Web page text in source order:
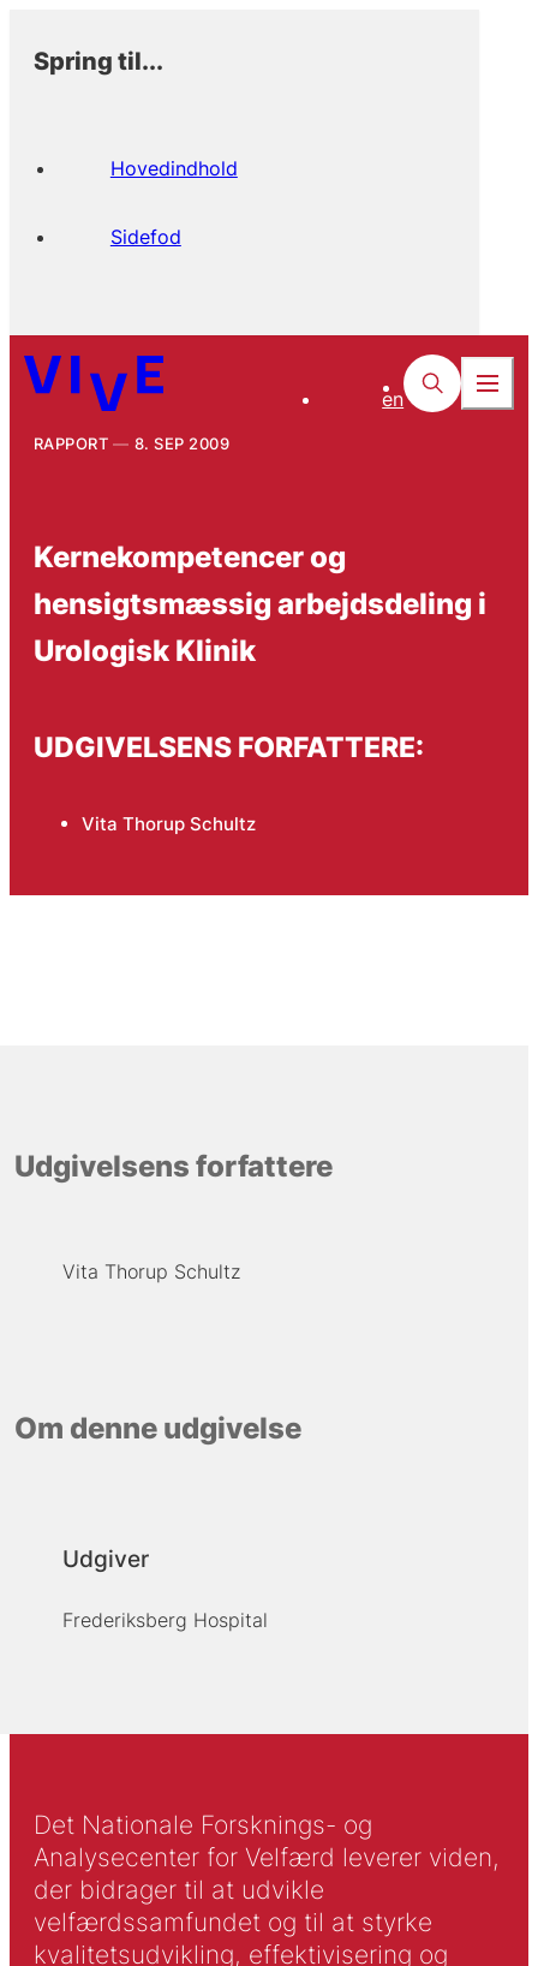
Spring til...
Hovedindhold
Sidefod
en
RAPPORT 8. SEP 2009
Kernekompetencer og
hensigtsmæssig arbejdsdeling i
Urologisk Klinik
UDGIVELSENS FORFATTERE:
Vita Thorup Schultz
Udgivelsens forfattere
Vita Thorup Schultz
Om denne udgivelse
Udgiver
Frederiksberg Hospital
Det Nationale Forsknings- og
Analysecenter for Velfærd leverer viden,
der bidrager til at udvikle
velfærdssamfundet og til at styrke
kvalitetsudvikling, effektivisering og